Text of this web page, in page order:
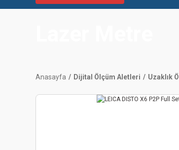
Anasayfa Dijital Ölçüm Aletleri Uzaklık